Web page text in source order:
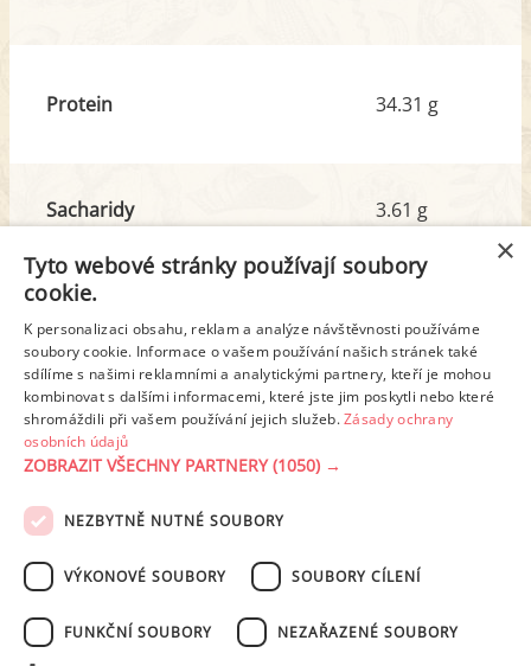
Protein 34.31 g
Sacharidy
3.61 g
Tuk
z toho nas. mastné kyseliny
17.96 g
6.72 g
Detailní rozpis
PODMÍNKY UŽITÍ ZÁSADY OCHRANY OSOBNÍCH ÚDAJŮ
NASTAVENÍ COOKIES
×
Tyto webové stránky používají soubory
cookie.
K personalizaci obsahu, reklam a analýze návštěvnosti používáme
soubory cookie. Informace o vašem používání našich stránek také
sdílíme s našimi reklamními a analytickými partnery, kteří je mohou
kombinovat s dalšími informacemi, které jste jim poskytli nebo které
shromáždili při vašem používání jejich služeb.Zásady ochrany
osobních údajů
ZOBRAZIT VŠECHNY PARTNERY(1050) →
NEZBYTNĚ NUTNÉ SOUBORY
VÝKONOVÉ SOUBORY SOUBORY CÍLENÍ
FUNKČNÍ SOUBORY NEZAŘAZENÉ SOUBORY